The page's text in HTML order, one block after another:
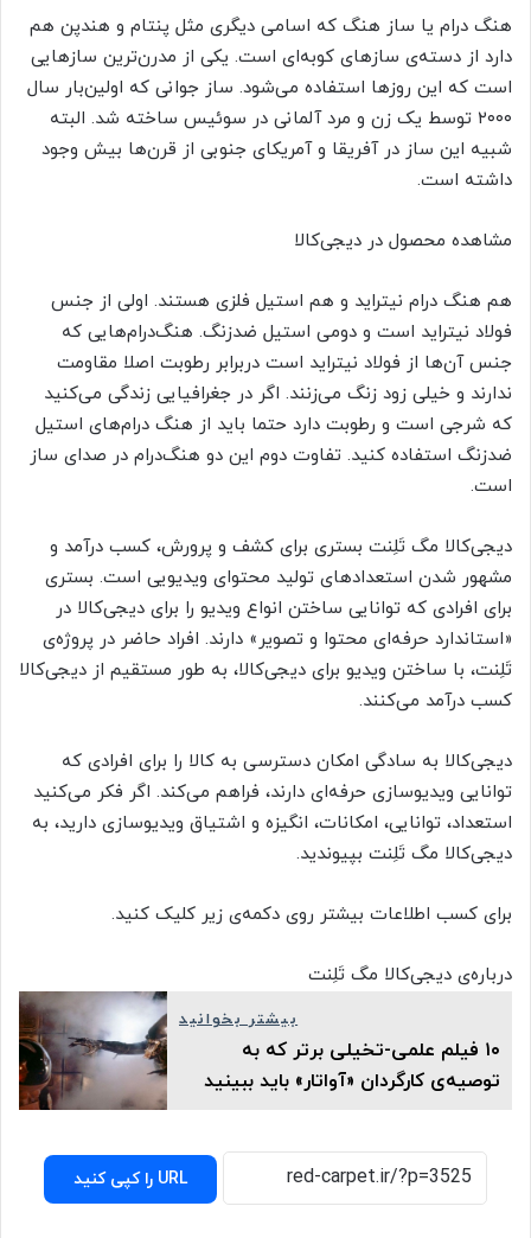
هنگ درام یا ساز هنگ که اسامی دیگری مثل پنتام و هندپن هم
دارد از دسته‌ی سازهای کوبه‌ای است. یکی از مدرن‌ترین سازهایی
است که این روزها استفاده می‌شود. ساز جوانی که اولین‌بار سال
۲۰۰۰ توسط یک زن و مرد آلمانی در سوئیس ساخته شد. البته
شبیه این ساز در آفریقا و آمریکای جنوبی از قرن‌ها بیش وجود
داشته است.
مشاهده محصول در دیجی‌کالا
هم هنگ درام نیتراید و هم استیل فلزی هستند. اولی از جنس
فولاد نیتراید است و دومی استیل ضدزنگ. هنگ‌درام‌هایی که
جنس آن‌ها از فولاد نیتراید است دربرابر رطوبت اصلا مقاومت
ندارند و خیلی زود زنگ می‌زنند. اگر در جغرافیایی زندگی می‌کنید
که شرجی است و رطوبت دارد حتما باید از هنگ درام‌های استیل
ضدزنگ استفاده کنید. تفاوت دوم این دو هنگ‌درام در صدای ساز
است.
دیجی‌کالا مگ تَلِنت بستری برای کشف و پرورش، کسب درآمد و
مشهور شدن استعدادهای تولید محتوای ویدیویی است. بستری
برای افرادی که توانایی ساختن انواع ویدیو را برای دیجی‌کالا در
«استاندارد حرفه‌ای محتوا و تصویر» دارند. افراد حاضر در پروژه‌ی
تَلِنت، با ساختن ویدیو برای دیجی‌کالا، به طور مستقیم از دیجی‌کالا
کسب درآمد می‌کنند.
دیجی‌کالا به سادگی امکان دسترسی به کالا را برای افرادی که
توانایی ویدیوسازی حرفه‌ای دارند، فراهم می‌کند. اگر فکر می‌کنید
استعداد، توانایی، امکانات، انگیزه و اشتیاق ویدیوسازی دارید، به
دیجی‌کالا مگ تَلِنت بپیوندید.
برای کسب اطلاعات بیشتر روی دکمه‌ی زیر کلیک کنید.
درباره‌ی دیجی‌کالا مگ تَلِنت
بیشتر بخوانید
۱۰ فیلم علمی-تخیلی برتر که به
توصیه‌ی کارگردان «آواتار» باید ببینید
URL را کپی کنید